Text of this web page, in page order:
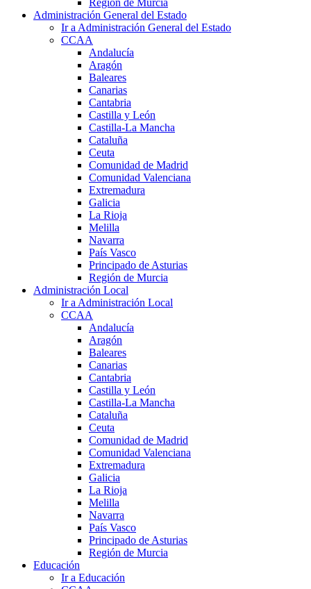
Administración General del Estado
Ir a Administración General del Estado
CCAA
Andalucía
Aragón
Baleares
Canarias
Cantabria
Castilla y León
Castilla-La Mancha
Cataluña
Ceuta
Comunidad de Madrid
Comunidad Valenciana
Extremadura
Galicia
La Rioja
Melilla
Navarra
País Vasco
Principado de Asturias
Región de Murcia
Administración Local
Ir a Administración Local
CCAA
Andalucía
Aragón
Baleares
Canarias
Cantabria
Castilla y León
Castilla-La Mancha
Cataluña
Ceuta
Comunidad de Madrid
Comunidad Valenciana
Extremadura
Galicia
La Rioja
Melilla
Navarra
País Vasco
Principado de Asturias
Región de Murcia
Educación
Ir a Educación